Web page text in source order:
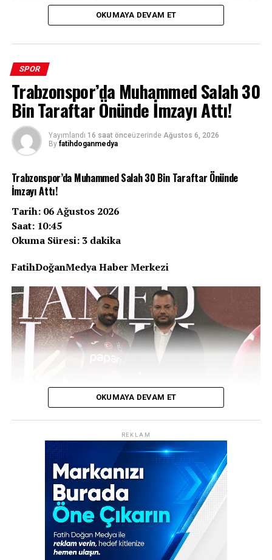
Zorlu bir Çekya deplasmanı, 10 kişi kalmak, tarihi bir
başarı… Beşiktaş, UEFA Avrupa Ligi 3. eleme turu ilk
maçında Hradec Kralove’yi 1-0 mağlup ederek Avrupa
beyazlılar, bu anlamlı zaferle sadece tur kapısını
aralamakla kalmadı, kulüp tarihinin gurur tablosuna bir
yıldız daha ekledi.
Zorlu Deplasmanda Tarihi Gece
Malsovicka Arena’da oynanan karşılaşmaya hızlı
değerlendiremedi ve devre 0-0 sona erdi. Ancak ikinci
yarıda siyah-beyazlılar için işler hiç beklenmedik bir hal
aldı.
OKUMAYA DEVAM ET
SPOR
Trabzonspor’da Muhammed Salah 30
Bin Taraftar Önünde İmzayı Attı!
Yayımlandı 16 saat önceüzerinde Ağustos 6, 2026
By fatihdoganmedya
Trabzonspor’da Muhammed Salah 30 Bin Taraftar Önünde
İmzayı Attı!
Tarih: 06 Ağustos 2026
Saat: 10:45
Okuma Süresi: 3 dakika
FatihDoğanMedya Haber Merkezi
Trabzonspor, transfer tarihinin en ses getiren
hamlelerinden birine imza attı! Bordo-mavili kulüp,
Mısırlı yıldız futbolcu Muhammed Salah’ı resmen
kadrosuna katarak dünya spor gündemine bomba gibi
düştü. Şenol Güneş Spor Kompleksi’nde düzenlenen
görkemli imza töreninde yaklaşık 30 bin taraftar, yeni
transferlerini coşkuyla karşıladı.
OKUMAYA DEVAM ET
REKLAM